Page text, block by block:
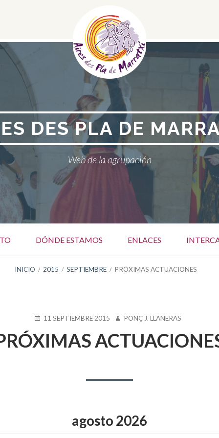
DES PLA DE
Web de la agrupación
DÓNDE ESTAMOS ENLACES
INICIO 2015 SEPTIEMBRE PRÓXIMAS ACTUACIONES
PUBLICADO
11 SEPTIEMBRE 2015 AUTOR
PONÇ J. LLANERAS
agosto 2026